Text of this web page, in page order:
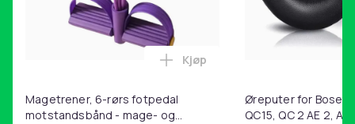
Magetrener, 6-rørs fotpedal
motstandsbånd - mage- og
Legg Magetrener, 6-rørs
Kjøp
Øreputer for Bose
QC15, QC 2 AE 2, AE